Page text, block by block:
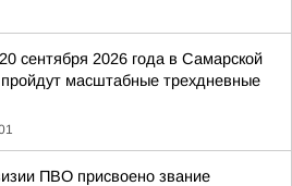
сентября 2026 года в Самарской
пройдут масштабные трехдневные
ПВО присвоено звание